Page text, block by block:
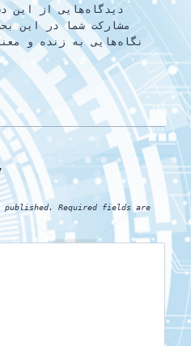
دیدگاه‌هایی از این
مشارکت شما در این
نگاه‌هایی به زنده و
published.
Required fields are